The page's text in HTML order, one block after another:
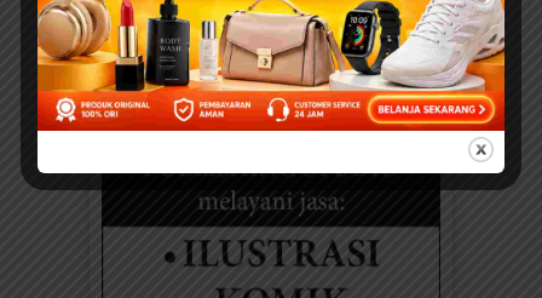
Nabi Musa, Si Miskin, dan Si
Kaya
DOWNLOAD FULL EBOOK
ANAK PRINTABLE Suatu...